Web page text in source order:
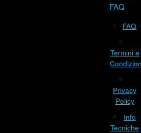
FAQ
FAQ
Termini e
Privacy
Policy
Info
Tecniche